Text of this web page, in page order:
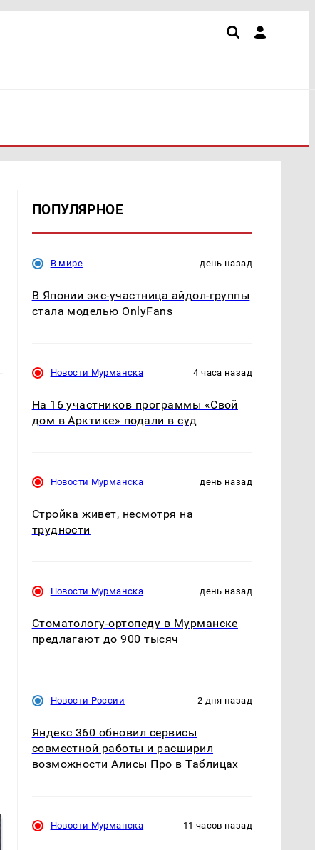
ПОПУЛЯРНОЕ
В мире день назад
В Японии экс-участница айдол-группы
стала моделью OnlyFans
Новости Мурманска 4 часа назад
На 16 участников программы «Свой
дом в Арктике» подали в суд
Новости Мурманска день назад
Стройка живет, несмотря на
трудности
Новости Мурманска день назад
Стоматологу-ортопеду в Мурманске
предлагают до 900 тысяч
Новости России 2 дня назад
Яндекс 360 обновил сервисы
совместной работы и расширил
возможности Алисы Про в Таблицах
Новости Мурманска 11 часов назад